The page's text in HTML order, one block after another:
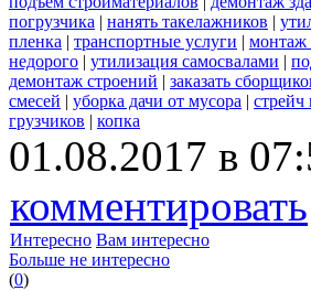
погрузчика | нанять такелажников |
пленка | транспортные услуги | монтаж
недорого | утилизация самосвалами |
демонтаж строений | заказать
смесей | уборка дачи от мусора | стрейч
грузчиков | копка
01.08.2017 в
комментировать
Интересно Вам интересно
Больше не интересно
(0)